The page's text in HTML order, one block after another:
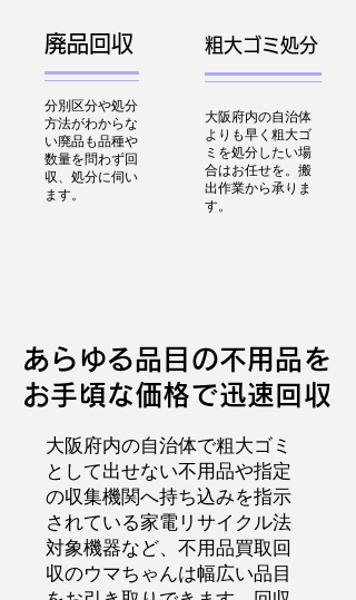
廃品回収
分別区分や処分
方法がわからな
い廃品も品種や
数量を問わず回
収、処分に伺い
ます。
粗大ゴミ処分
大阪府内の自治体
よりも早く粗大ゴ
ミを処分したい場
合はお任せを。搬
出作業から承りま
す。
あらゆる品目の不用品を
お手頃な価格で迅速回収
大阪府内の自治体で粗大ゴミ
として出せない不用品や指定
の収集機関へ持ち込みを指示
されている家電リサイクル法
対象機器など、不用品買取回
収のウマちゃんは幅広い品目